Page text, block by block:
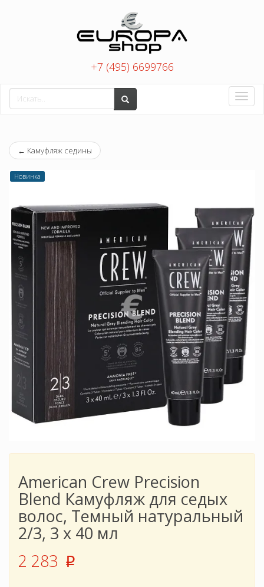
+7 (495) 6699766
Toggle
← Камуфляж седины
Новинка
American Crew Precision
Blend Камуфляж для седых
волос, Темный натуральный
2/3, 3 х 40 мл
2 283 p